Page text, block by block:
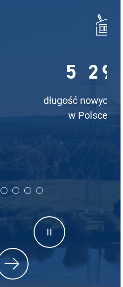
linii przesyłowych
2037 roku